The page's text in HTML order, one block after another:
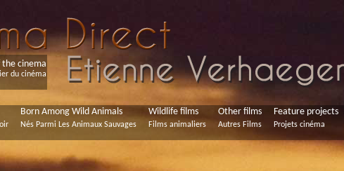
cinema
du cinéma
Born Among Wild Animals
Nés Parmi Les Animaux Sauvages
Wildlife films
Films animaliers
Other films
Autres Films
Feature projects
Projets cinéma